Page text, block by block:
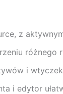
z
różnego
i
i edytor